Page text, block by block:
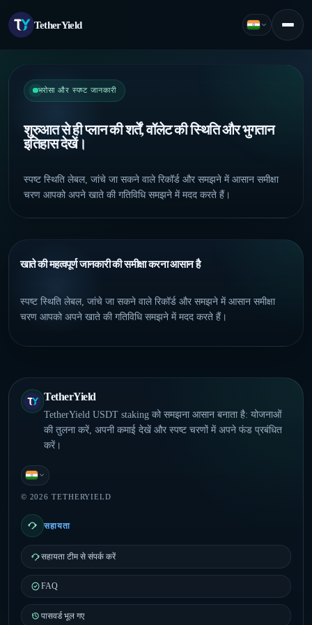
TetherYield
हिंदी Menu
भरोसा और स्पष्ट जानकारी
शुरुआत से ही प्लान की शर्तें, वॉलेट की स्थिति और भुगतान
इतिहास देखें।
स्पष्ट स्थिति लेबल, जांचे जा सकने वाले रिकॉर्ड और समझने में आसान समीक्षा
चरण आपको अपने खाते की गतिविधि समझने में मदद करते हैं।
खाते की महत्वपूर्ण जानकारी की समीक्षा करना आसान है
स्पष्ट स्थिति लेबल, जांचे जा सकने वाले रिकॉर्ड और समझने में आसान समीक्षा
चरण आपको अपने खाते की गतिविधि समझने में मदद करते हैं।
TetherYield
TetherYield USDT staking को समझना आसान बनाता है: योजनाओं
की तुलना करें, अपनी कमाई देखें और स्पष्ट चरणों में अपने फंड प्रबंधित
करें।
हिंदी
© 2026 TETHERYIELD
सहायता
सहायता टीम से संपर्क करें
FAQ
पासवर्ड भूल गए